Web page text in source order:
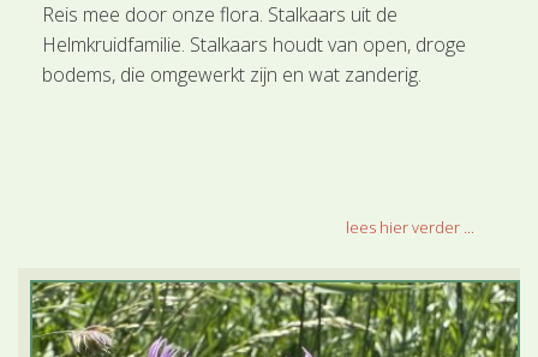
Reis mee door onze flora. Stalkaars uit de
Helmkruidfamilie. Stalkaars houdt van open, droge
bodems, die omgewerkt zijn en wat zanderig.
lees hier verder ...